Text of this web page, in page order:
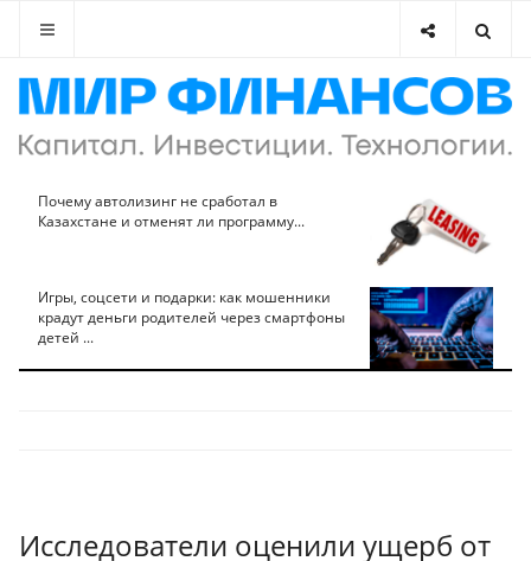
Почему автолизинг не сработал в
Казахстане и отменят ли программу...
Игры, соцсети и подарки: как мошенники
крадут деньги родителей через смартфоны
детей ...
Исследователи оценили ущерб от